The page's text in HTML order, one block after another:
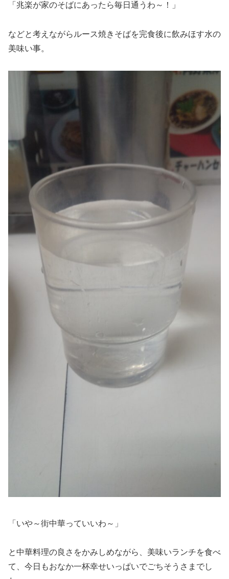
「兆楽が家のそばにあったら毎日通うわ～！」
などと考えながらルース焼きそばを完食後に飲みほす水の
美味い事。
「いや～街中華っていいわ～」
と中華料理の良さをかみしめながら、美味いランチを食べ
て、今日もおなか一杯幸せいっぱいでごちそうさまでし